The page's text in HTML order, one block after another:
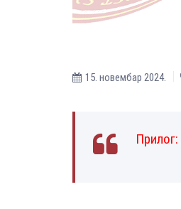
15. новембар 2024.
Прилог: